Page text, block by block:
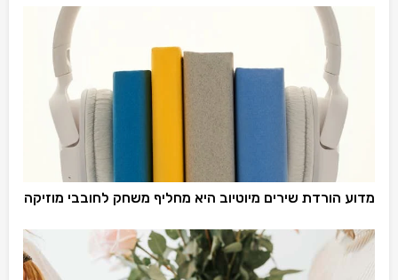
מדוע הורדת שירים מיוטיוב היא מחליף משחק לחובבי מוזיקה